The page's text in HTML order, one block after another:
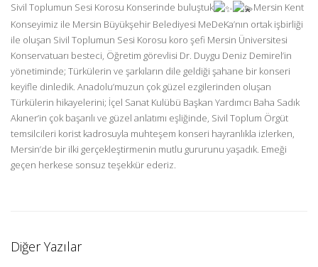
Sivil Toplumun Sesi Korosu Konserinde buluştuk
Mersin Kent
Konseyimiz ile Mersin Büyükşehir Belediyesi MeDeKa’nın ortak işbirliği
ile oluşan Sivil Toplumun Sesi Korosu koro şefi Mersin Üniversitesi
Konservatuarı besteci, Öğretim görevlisi Dr. Duygu Deniz Demirel’in
yönetiminde; Türkülerin ve şarkıların dile geldiği şahane bir konseri
keyifle dinledik. Anadolu’muzun çok güzel ezgilerinden oluşan
Türkülerin hikayelerini; İçel Sanat Kulübü Başkan Yardımcı Baha Sadık
Akıner’in çok başarılı ve güzel anlatımı eşliğinde, Sivil Toplum Örgüt
temsilcileri korist kadrosuyla muhteşem konseri hayranlıkla izlerken,
Mersin’de bir ilki gerçekleştirmenin mutlu gururunu yaşadık. Emeği
geçen herkese sonsuz teşekkür ederiz.
Diğer Yazılar